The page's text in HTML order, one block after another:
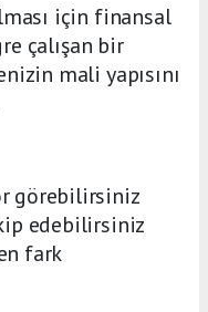
için finansal
çalışan bir
mali yapısını
görebilirsiniz
edebilirsiniz
fark